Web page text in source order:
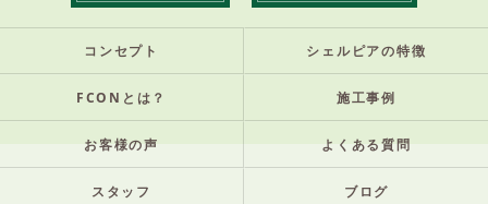
コンセプト シェルピアの特徴
FCONとは？ 施工事例
お客様の声 よくある質問
スタッフ ブログ